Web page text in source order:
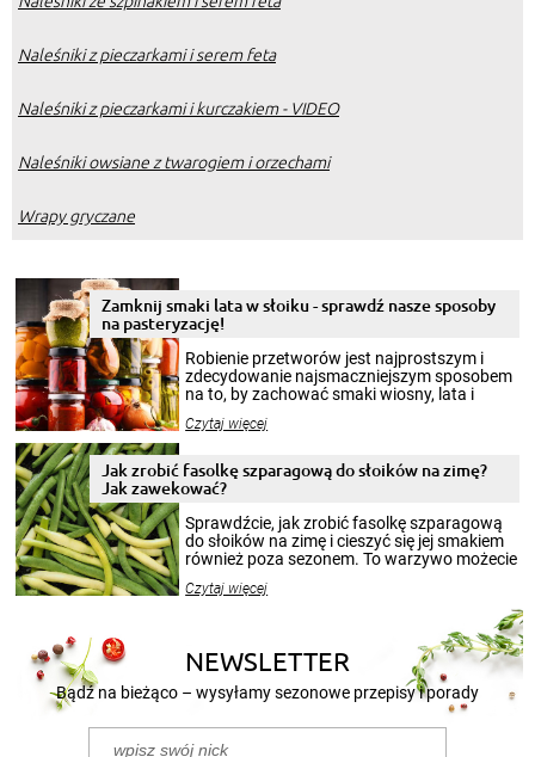
Naleśniki z pieczarkami i serem feta
Naleśniki z pieczarkami i kurczakiem - VIDEO
Naleśniki owsiane z twarogiem i orzechami
Wrapy gryczane
Zamknij smaki lata w słoiku - sprawdź nasze sposoby
na pasteryzację!
Robienie przetworów jest najprostszym i
zdecydowanie najsmaczniejszym sposobem
na to, by zachować smaki wiosny, lata i
krajobrazów, by cieszyć nimi oko w sezonie
pełni poczuć atmosferę cieplejszych
miesięcy. Przygotowanie słoików ze
smakowitą zawartością musi obejmować
patenty, które pozwolą zachować świeżość
przetworów.
Czytaj więcej
Jak zrobić fasolkę szparagową do słoików na zimę?
Jak zawekować?
Sprawdźcie, jak zrobić fasolkę szparagową
do słoików na zimę i cieszyć się jej smakiem
również poza sezonem. To warzywo możecie
nasze propozycje!
Czytaj więcej
NEWSLETTER
Bądź na bieżąco – wysyłamy sezonowe przepisy i porady